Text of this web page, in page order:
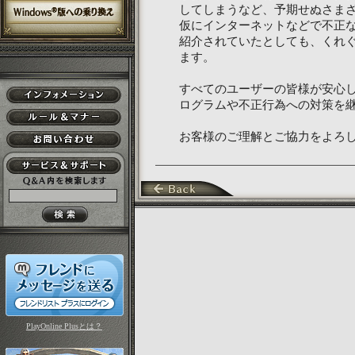
PlayOnline Plusとは？
してしまうなど、予期せぬさま
仮にインターネットなどで不正
紹介されていたとしても、くれ
ます。
すべてのユーザーの皆様が安心
ログラムや不正行為への対策を
お客様のご理解とご協力をよろ